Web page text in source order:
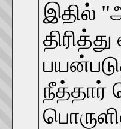
இதில்
நீத்தார்